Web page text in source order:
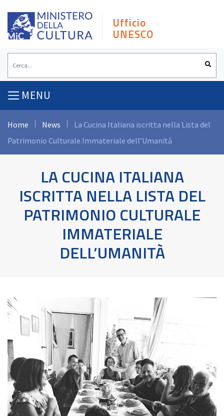
content
Ufficio
UNESCO
MENU
Home News
La Cucina Italiana iscritta nella Lista del
Patrimonio Culturale Immateriale dell’Umanità
LA CUCINA ITALIANA
ISCRITTA NELLA LISTA DEL
PATRIMONIO CULTURALE
IMMATERIALE
DELL’UMANITÀ